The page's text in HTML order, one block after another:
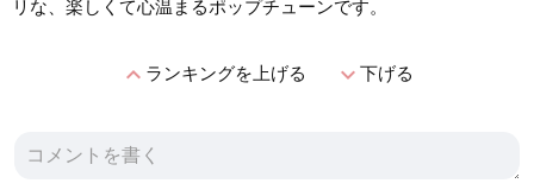
リな、楽しくて心温まるポップチューンです。
expand_lessランキングを上げる expand_more下げる